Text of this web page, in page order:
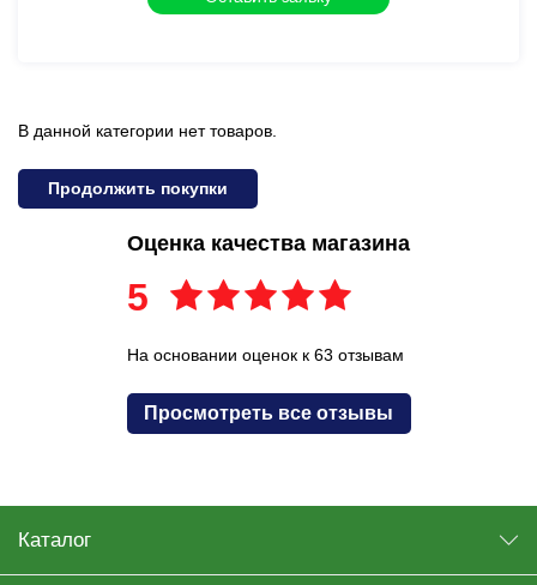
В данной категории нет товаров.
Продолжить покупки
Оценка качества магазина
5
На основании оценок к 63 отзывам
Просмотреть все отзывы
Каталог